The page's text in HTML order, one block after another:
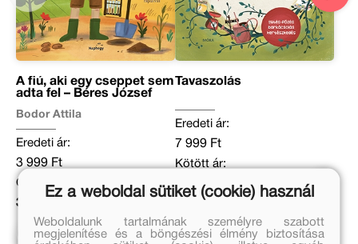
A fiú, aki egy cseppet sem
adta fel – Béres József
Bodor Attila
Eredeti ár:
3 999 Ft
Online ár:
3 279 Ft
Kosárba
Tavaszolás
Eredeti ár:
7 999 Ft
Kötött ár:
7 199 Ft
Ez a weboldal sütiket (cookie) használ
Weboldalunk tartalmának személyre szabott
megjelenítése és a böngészési élmény biztosítása